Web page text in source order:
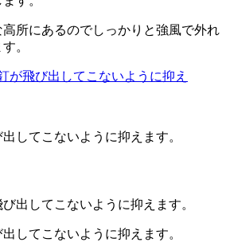
高所にあるのでしっかりと強風で外れ
。
してこないように抑えます。
してこないように抑えます。